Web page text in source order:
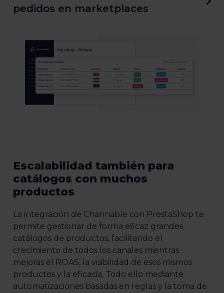
pedidos en marketplaces
Escalabilidad también para
catálogos con muchos
productos
La integración de Channable con PrestaShop te
permite gestionar de forma eficaz grandes
catálogos de productos, facilitando el
crecimiento de todos los canales mientras
mejoras el ROAS, la visibilidad de esos mismos
productos y la eficacia. Todo ello mediante
automatizaciones basadas en reglas y la toma de